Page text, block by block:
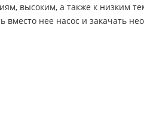
высоким, а также к низким
нее насос и закачать